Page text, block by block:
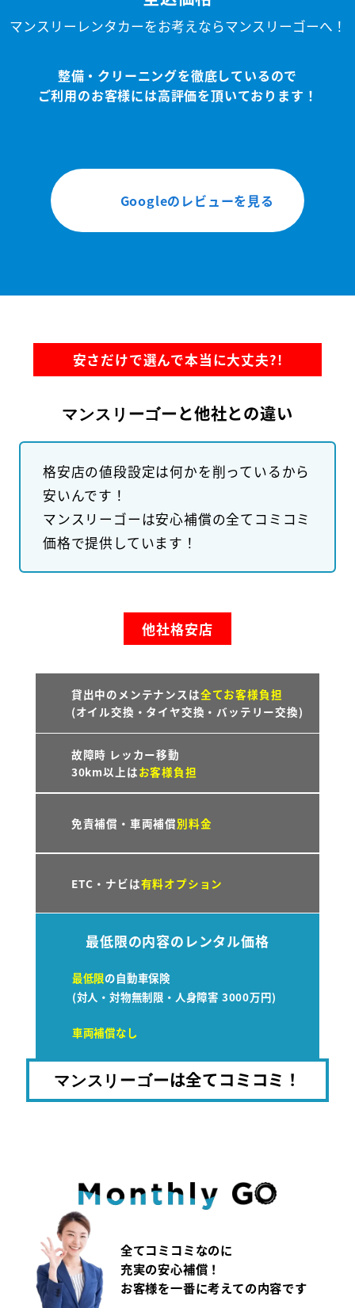
マンスリーレンタカーをお考えならマンスリーゴーへ！
整備・クリーニングを徹底しているので
ご利用のお客様には高評価を頂いております！
Googleのレビューを見る
安さだけで選んで本当に大丈夫?!
マンスリーゴー と他社との違い
格安店の値段設定は何かを削っているから
安いんです！
マンスリーゴーは安心補償の全てコミコミ
価格で提供しています！
他社格安店
貸出中のメンテナンスは全てお客様負担
(オイル交換・タイヤ交換・バッテリー交換)
故障時 レッカー移動
30km以上はお客様負担
免責補償・車両補償別料金
ETC・ナビは有料オプション
最低限の内容のレンタル価格
最低限の自動車保険
(対人・対物無制限・人身障害 3000万円)
車両補償なし
マンスリーゴーは全てコミコミ！
全てコミコミなのに
充実の安心補償！
お客様を一番に考えての内容です